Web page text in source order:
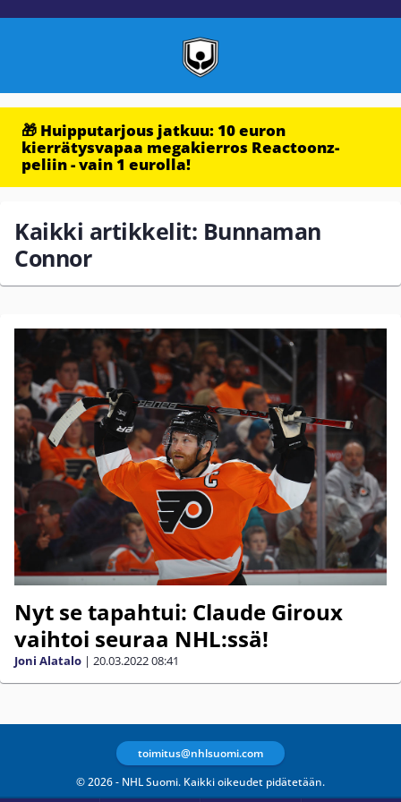
🎁 Huipputarjous jatkuu: 10 euron
kierrätysvapaa megakierros Reactoonz-
peliin - vain 1 eurolla!
Kaikki artikkelit: Bunnaman
Connor
Nyt se tapahtui: Claude Giroux
vaihtoi seuraa NHL:ssä!
Joni Alatalo | 20.03.202208:41
© 2026 - NHL Suomi. Kaikki oikeudet pidätetään.
toimitus@nhlsuomi.com